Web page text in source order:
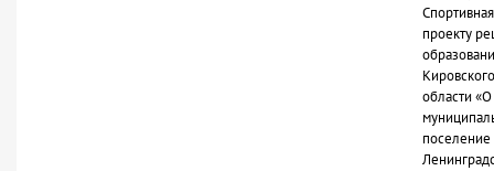
проекту
области
поселение